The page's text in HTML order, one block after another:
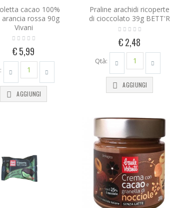
cacao 100%
arancia rossa 90g
Vivani
€ 5,99
AGGIUNGI
Praline arachidi ricoperte
di cioccolato 39g BETT'R
€ 2,48
Qtà:
AGGIUNGI